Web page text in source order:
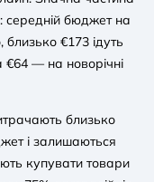
бюджет на
близько €173 ідуть
€64 — на новорічні
близько
і залишаються
купувати товари